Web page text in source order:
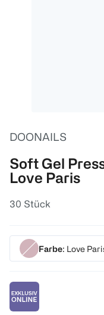
DOONAILS
Soft Gel
Love Paris
30 Stück
Farbe: Love